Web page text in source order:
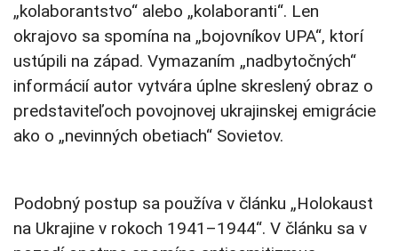
„kolaborantstvo“ alebo „kolaboranti“. Len
okrajovo sa spomína na „bojovníkov UPA“, ktorí
ustúpili na západ. Vymazaním „nadbytočných“
informácií autor vytvára úplne skreslený obraz o
predstaviteľoch povojnovej ukrajinskej emigrácie
ako o „nevinných obetiach“ Sovietov.
Podobný postup sa používa v článku „Holokaust
na Ukrajine v rokoch 1941–1944“. V článku sa v